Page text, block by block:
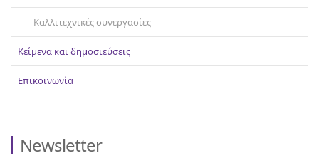
Καλλιτεχνικές συνεργασίες
Κείμενα και δημοσιεύσεις
Επικοινωνία
Newsletter